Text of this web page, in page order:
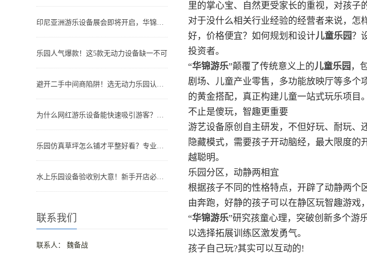
印尼亚洲游乐设备展会即将开启，华锦游乐诚邀东南亚游乐投资者现场交流
乐园人气爆款！这5款无动力设备缺一不可
避开二手中间商陷阱！选无动力乐园认准源头工厂才靠谱！
为什么网红游乐设备能快速吸引游客？背后的流量密码揭秘
乐园仿真草坪怎么铺才平整好看？专业施工标准教程！
水上乐园设备验收别大意！新手开店必学的验收标准与细节!
联系我们
联系人： 魏备战
里的掌心宝、自然更受家长的重视，对孩
对于没什么相关行业经验的经营者来说，怎
好，价格便宜？如何规划和设计儿童乐园？
投资者。
“华锦游乐”颠覆了传统意义上的儿童乐园 ，
剧场、儿童产业零售，多功能放映厅等多个
的黄金搭配，真正构建儿童一站式玩乐项目
不止是傻玩，智趣更重要
游艺设备原创自主研发，不但好玩、耐玩、
隐藏模式，需要孩子开动脑经，最大限度
越聪明。
乐园分区，动静两相宜
根据孩子不同的性格特点，开辟了动静两个
由奔跑，好静的孩子可以在静区玩智趣游戏
“华锦游乐”研究孩童心理，突破创新多个游
以选择拓展训练区激发勇气。
孩子自己玩?其实可以互动的!